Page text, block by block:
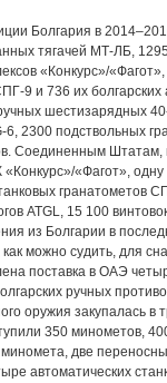
Болгария в
тягачей МТ-ЛБ,
«Конкурс»/
9 и 736 их
шестизарядных
6, 2300 подствольных
Соединенным
«Фагот»,
гранатометов
ATGL, 15 100
из Болгарии в
можно судить, для
поставка в ОАЭ
ручных
оружия закупалась в
350 минометов,
две
автоматических